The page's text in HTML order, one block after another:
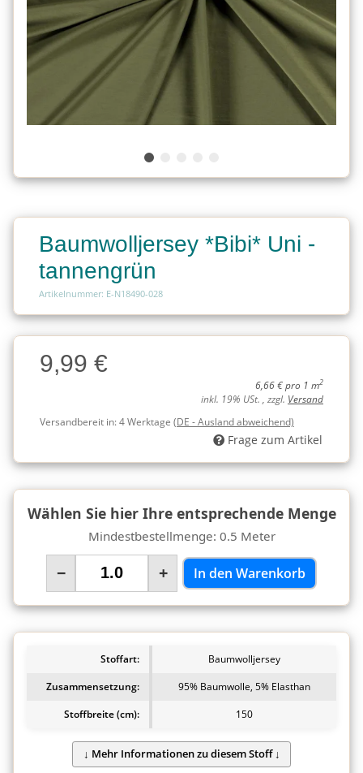
Baumwolljersey *Bibi* Uni -
tannengrün
Artikelnummer: E-N18490-028
Charge
Charge9,99 €
6,66 € pro 1 m2
inkl. 19% USt. , zzgl. Versand
Versandbereit in:4 Werktage (DE - Ausland abweichend)
Frage zum Artikel
Wählen Sie hier Ihre entsprechende Menge
Mindestbestellmenge: 0.5 Meter
− + In den Warenkorb
Stoffart:
Baumwolljersey
Zusammensetzung:
95% Baumwolle, 5% Elasthan
Stoffbreite (cm):
150